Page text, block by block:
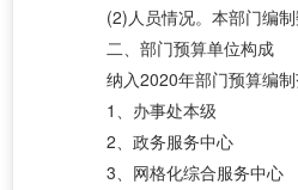
(2)人员情况。本部门编
二、部门预算单位构成
纳入2020年部门预算编
1、办事处本级
2、政务服务中心
3、网格化综合服务中心